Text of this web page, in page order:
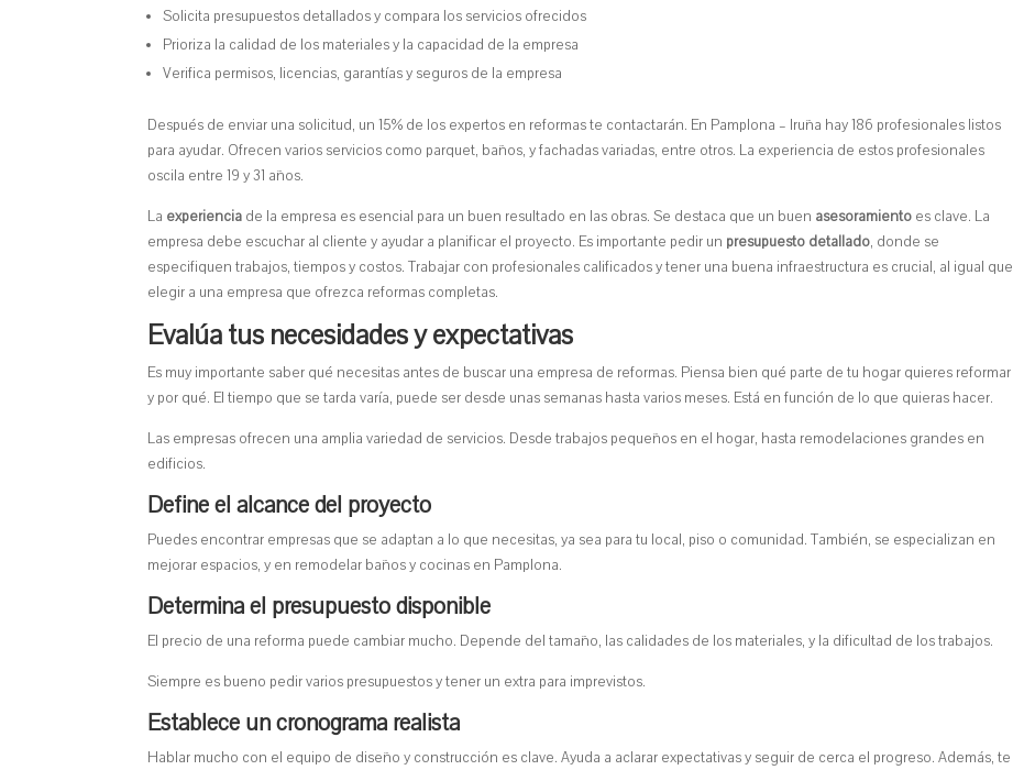
Solicita presupuestos detallados y compara los servicios ofrecidos
Prioriza la calidad de los materiales y la capacidad de la empresa
Verifica permisos, licencias, garantías y seguros de la empresa
Después de enviar una solicitud, un 15% de los expertos en reformas te contactarán. En Pamplona – Iruña hay 186 profesionales listos
para ayudar. Ofrecen varios servicios como parquet, baños, y fachadas variadas, entre otros. La experiencia de estos profesionales
oscila entre 19 y 31 años.
La experiencia de la empresa es esencial para un buen resultado en las obras. Se destaca que un buen asesoramiento es clave. La
empresa debe escuchar al cliente y ayudar a planificar el proyecto. Es importante pedir un presupuesto detallado, donde se
especifiquen trabajos, tiempos y costos. Trabajar con profesionales calificados y tener una buena infraestructura es crucial, al igual que
elegir a una empresa que ofrezca reformas completas.
Evalúa tus necesidades y expectativas
Es muy importante saber qué necesitas antes de buscar una empresa de reformas. Piensa bien qué parte de tu hogar quieres reformar
y por qué. El tiempo que se tarda varía, puede ser desde unas semanas hasta varios meses. Está en función de lo que quieras hacer.
Las empresas ofrecen una amplia variedad de servicios. Desde trabajos pequeños en el hogar, hasta remodelaciones grandes en
edificios.
Define el alcance del proyecto
Puedes encontrar empresas que se adaptan a lo que necesitas, ya sea para tu local, piso o comunidad. También, se especializan en
mejorar espacios, y en remodelar baños y cocinas en Pamplona.
Determina el presupuesto disponible
El precio de una reforma puede cambiar mucho. Depende del tamaño, las calidades de los materiales, y la dificultad de los trabajos.
Siempre es bueno pedir varios presupuestos y tener un extra para imprevistos.
Establece un cronograma realista
Hablar mucho con el equipo de diseño y construcción es clave. Ayuda a aclarar expectativas y seguir de cerca el progreso. Además, te